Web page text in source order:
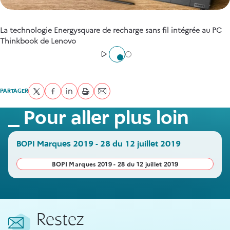
1/2
La technologie Energysquare de recharge sans fil intégrée au PC
Thinkbook de Lenovo
Démarrer
Aller à l'élément 1
Aller à l'élément 2
PARTAGERPartager sur Twitter
Partager sur Facebook
Partager sur LinkedIn
imprimerEnvoyer par courriel
Pour aller plus loin
BOPI Marques 2019 - 28 du 12 juillet 2019
BOPI Marques 2019 - 28 du 12 juillet 2019
Restez